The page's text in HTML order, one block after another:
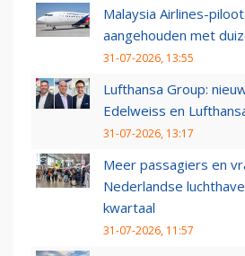
Malaysia Airlines-
aangehouden met
31-07-2026, 13:55
Lufthansa Group:
Edelweiss en
31-07-2026, 13:17
Meer passagiers en
Nederlandse
kwartaal
31-07-2026, 11:57